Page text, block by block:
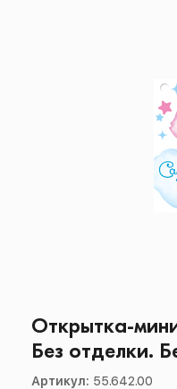
Открытка-
Без отделки.
Артикул: 55.642.00